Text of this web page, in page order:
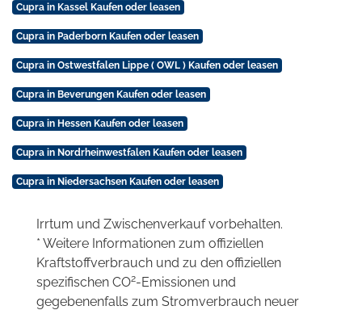
Cupra in Kassel Kaufen oder leasen
Cupra in Paderborn Kaufen oder leasen
Cupra in Ostwestfalen Lippe ( OWL ) Kaufen oder leasen
Cupra in Beverungen Kaufen oder leasen
Cupra in Hessen Kaufen oder leasen
Cupra in Nordrheinwestfalen Kaufen oder leasen
Cupra in Niedersachsen Kaufen oder leasen
Irrtum und Zwischenverkauf vorbehalten.
* Weitere Informationen zum offiziellen
Kraftstoffverbrauch und zu den offiziellen
spezifischen CO2-Emissionen und
gegebenenfalls zum Stromverbrauch neuer